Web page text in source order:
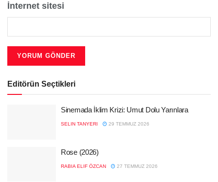
İnternet sitesi
Editörün Seçtikleri
Sinemada İklim Krizi: Umut Dolu Yarınlara
SELIN TANYERI 29 TEMMUZ 2026
Rose (2026)
RABIA ELIF ÖZCAN 27 TEMMUZ 2026